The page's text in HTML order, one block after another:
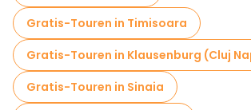
Kostenlose Führungen in der Nähe
Gratis-Touren in Timisoara
Gratis-Touren in Klausenburg (Cluj
Gratis-Touren in Sinaia